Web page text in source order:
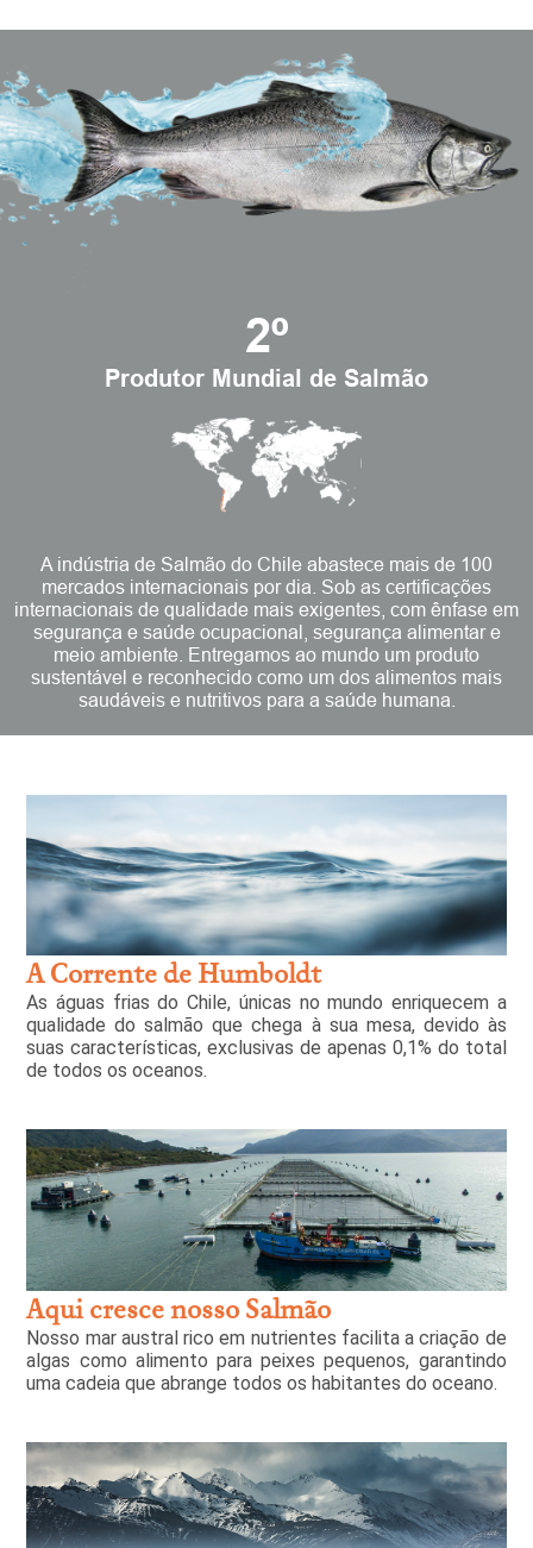
2º
Produtor Mundial de Salmão
A indústria de Salmão do Chile abastece mais de 100
mercados internacionais por dia. Sob as certificações
internacionais de qualidade mais exigentes, com ênfase em
segurança e saúde ocupacional, segurança alimentar e
meio ambiente. Entregamos ao mundo um produto
sustentável e reconhecido como um dos alimentos mais
saudáveis e nutritivos para a saúde humana.
A Corrente de Humboldt
As águas frias do Chile, únicas no mundo enriquecem a
qualidade do salmão que chega à sua mesa, devido às
suas características, exclusivas de apenas 0,1% do total
de todos os oceanos.
Aqui cresce nosso Salmão
Nosso mar austral rico em nutrientes facilita a criação de
algas como alimento para peixes pequenos, garantindo
uma cadeia que abrange todos os habitantes do oceano.